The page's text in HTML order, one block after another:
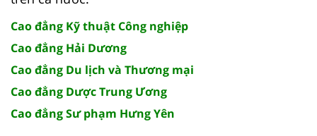
Cao đẳng Kỹ thuật Công nghiệp
Cao đẳng Hải Dương
Cao đẳng Du lịch và Thương mại
Cao đẳng Dược Trung Ương
Cao đẳng Sư phạm Hưng Yên